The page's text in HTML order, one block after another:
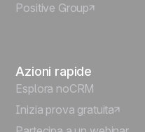
Deutsch
Positive Group
Azioni rapide
Esplora noCRM
Inizia prova gratuita